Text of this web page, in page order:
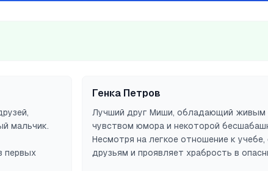
мальчик.
первых
Генка Петров
Лучший друг Миши, обладающий живым
чувством юмора и некоторой
Несмотря на легкое отношение к учебе,
друзьям и проявляет храбрость в